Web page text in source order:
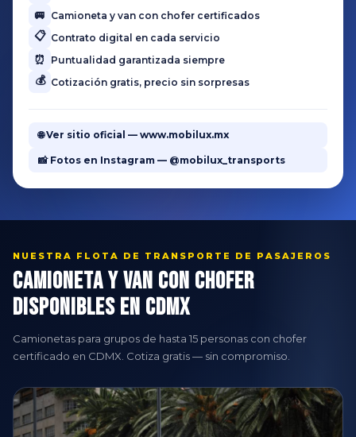
🚐 Camioneta y van con chofer certificados
📋 Contrato digital en cada servicio
⏰ Puntualidad garantizada siempre
💰 Cotización gratis, precio sin sorpresas
🌐 Ver sitio oficial — www.mobilux.mx
📸 Fotos en Instagram — @mobilux_transports
NUESTRA FLOTA DE TRANSPORTE DE PASAJEROS
Camioneta y Van con Chofer
Disponibles en CDMX
Camionetas para grupos de hasta 15 personas con chofer
certificado en CDMX. Cotiza gratis — sin compromiso.